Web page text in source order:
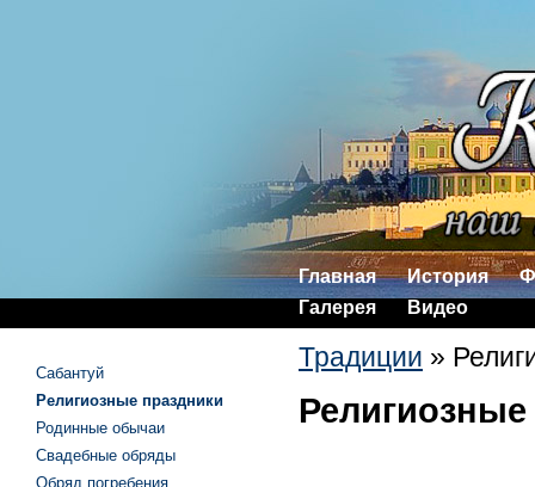
Главная История
Галерея
Видео
Традиции »
Сабантуй
Религиозные праздники
Родинные обычаи
Свадебные обряды
Обряд погребения